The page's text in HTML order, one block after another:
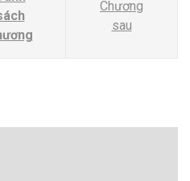
Chương
sau